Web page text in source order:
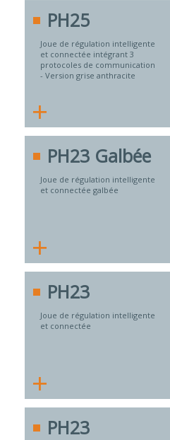
PH25
Joue de régulation intelligente
et connectée intégrant 3
protocoles de communication
- Version grise anthracite
+
PH23 Galbée
Joue de régulation intelligente
et connectée galbée
+
PH23
Joue de régulation intelligente
et connectée
+
PH23